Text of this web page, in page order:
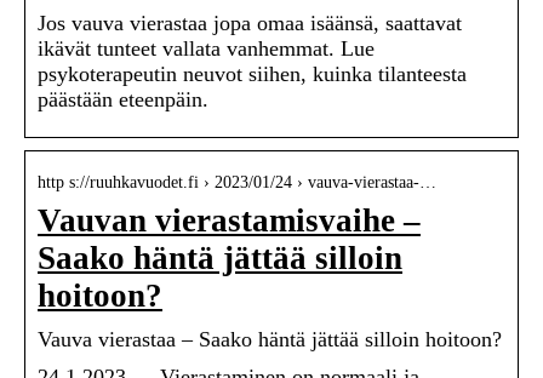
Jos vauva vierastaa jopa omaa isäänsä, saattavat
ikävät tunteet vallata vanhemmat. Lue
psykoterapeutin neuvot siihen, kuinka tilanteesta
päästään eteenpäin.
http s://ruuhkavuodet.fi › 2023/01/24 › vauva-vierastaa-…
Vauvan vierastamisvaihe –
Saako häntä jättää silloin
hoitoon?
Vauva vierastaa – Saako häntä jättää silloin hoitoon?